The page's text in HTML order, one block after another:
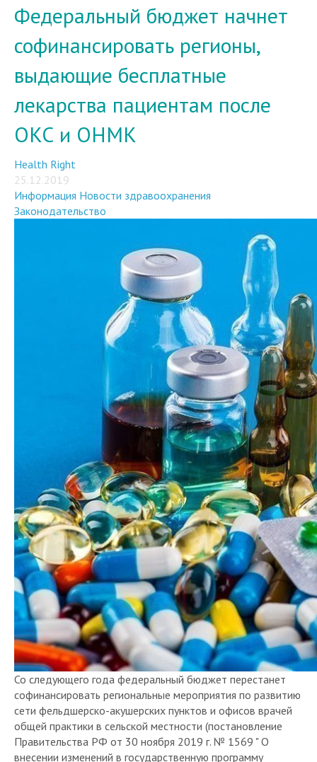
Федеральный бюджет начнет
софинансировать регионы,
выдающие бесплатные
лекарства пациентам после
ОКС и ОНМК
Health Right
25.12.2019
Информация Новости здравоохранения
Законодательство
Со следующего года федеральный бюджет перестанет
софинансировать региональные мероприятия по развитию
сети фельдшерско-акушерских пунктов и офисов врачей
общей практики в сельской местности (постановление
Правительства РФ от 30 ноября 2019 г. № 1569 " О
внесении изменений в государственную программу